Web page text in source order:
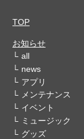
TOP
お知らせ
all
news
アプリ
メンテナンス
イベント
ミュージック
グッズ